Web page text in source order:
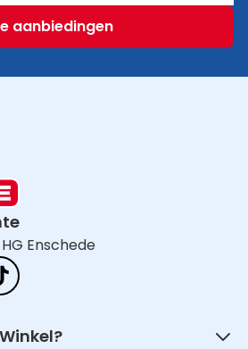
aanbiedingen
HG Enschede